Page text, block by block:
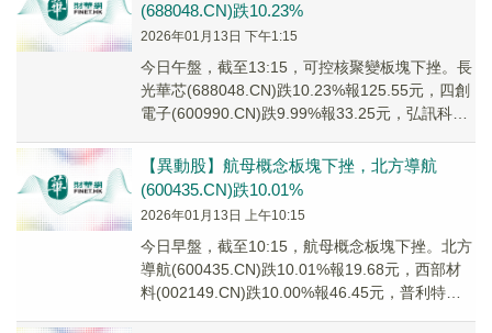
(688048.CN)跌10.23%
2026年01月13日 下午1:15
今日午盤，截至13:15，可控核聚變板塊下挫。長
光華芯(688048.CN)跌10.23%報125.55元，四創
電子(600990.CN)跌9.99%報33.25元，弘訊科技
【異動股】航母概念板塊下挫，北方導航
(600435.CN)跌10.01%
2026年01月13日 上午10:15
今日早盤，截至10:15，航母概念板塊下挫。北方
導航(600435.CN)跌10.01%報19.68元，西部材
料(002149.CN)跌10.00%報46.45元，普利特